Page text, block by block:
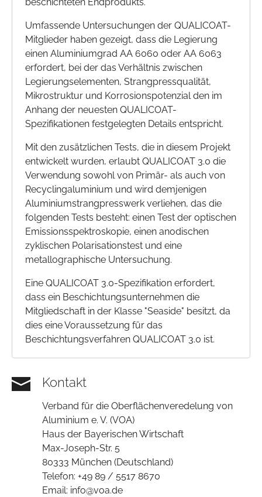
Umfassende Untersuchungen der QUALICOAT-
Mitglieder haben gezeigt, dass die Legierung
einen Aluminiumgrad AA 6060 oder AA 6063
erfordert, bei der das Verhältnis zwischen
Legierungselementen, Strangpressqualität,
Mikrostruktur und Korrosionspotenzial den im
Anhang der neuesten QUALICOAT-
Spezifikationen festgelegten Details entspricht.
Mit den zusätzlichen Tests, die in diesem Projekt
entwickelt wurden, erlaubt QUALICOAT 3.0 die
Verwendung sowohl von Primär- als auch von
Recyclingaluminium und wird demjenigen
Aluminiumstrangpresswerk verliehen, das die
folgenden Tests besteht: einen Test der optischen
Emissionsspektroskopie, einen anodischen
zyklischen Polarisationstest und eine
metallographische Untersuchung.
Eine QUALICOAT 3.0-Spezifikation erfordert,
dass ein Beschichtungsunternehmen die
Mitgliedschaft in der Klasse "Seaside" besitzt, da
dies eine Voraussetzung für das
Beschichtungsverfahren QUALICOAT 3.0 ist.
Kontakt
Verband für die Oberflächenveredelung von
Aluminium e. V. (VOA)
Haus der Bayerischen Wirtschaft
Max-Joseph-Str. 5
80333 München (Deutschland)
Telefon: +49 89 / 5517 8670
Email: info@voa.de